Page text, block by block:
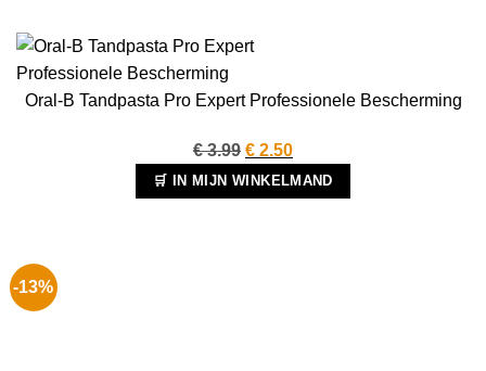
Oral-B Tandpasta Pro Expert Professionele Bescherming
€3.99 Oorspronkelijke
prijs
was:
€ 2.50Huidige
prijs
is:
🛒 IN MIJN WINKELMAND
-13%